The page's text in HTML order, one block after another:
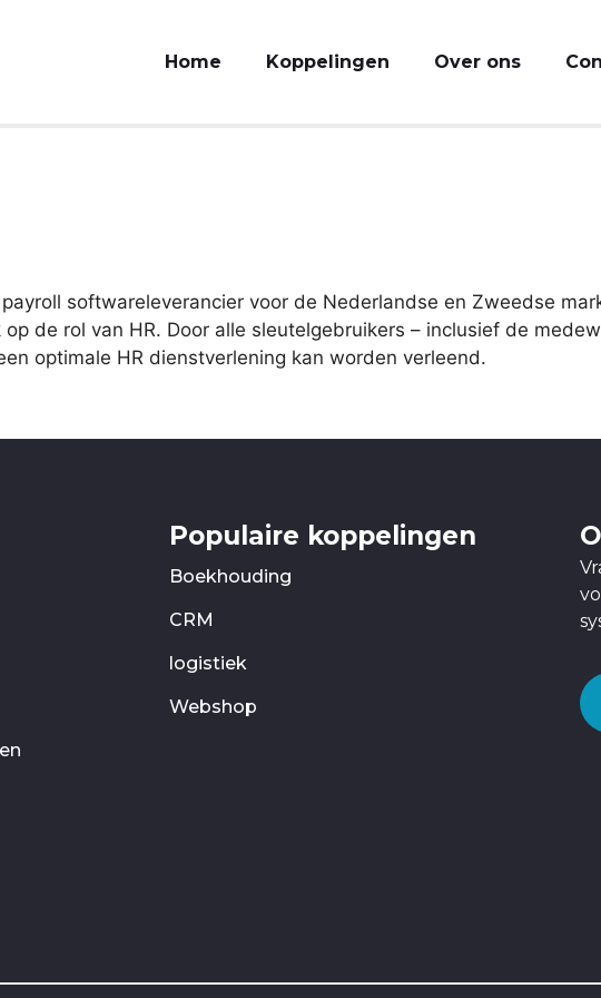
Home Koppelingen Over ons
softwareleverancier voor de Nederlandse en Zweedse
de rol van HR. Door alle sleutelgebruikers – inclusief de
optimale HR dienstverlening kan worden verleend.
Populaire koppelingen
Boekhouding
CRM
logistiek
Webshop